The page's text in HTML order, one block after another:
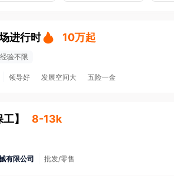
进行时 10万起
经验不限
领导好 发展空间大 五险一金
工】 8-13k
有限公司 批发/零售